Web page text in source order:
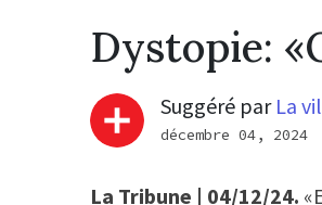
Dystopie:
Suggéré par La
décembre 04, 2024
La Tribune | 04/12/24.